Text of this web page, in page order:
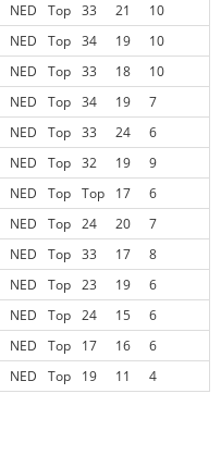
NED Top 33 21
10
NED Top 34 19
10
NED Top 33 18
10
NED Top 34 19
7
NED Top 33 24
6
NED Top 32 19
9
NED Top Top 17
6
NED Top 24 20
7
NED Top 33 17
8
NED Top 23 19
6
NED Top 24 15
6
NED Top 17 16
6
NED Top 19 11 4